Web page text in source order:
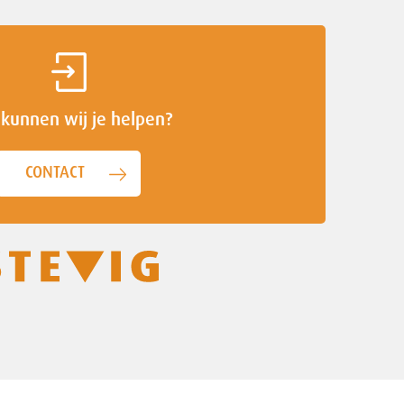
wij je helpen?
CONTACT